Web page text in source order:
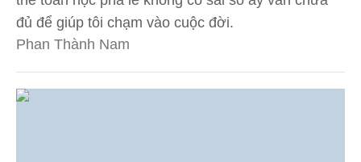
đủ để giúp tôi chạm vào cuộc đời.
Phan Thành Nam